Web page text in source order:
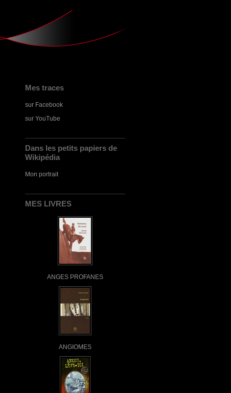
Mes traces
sur Facebook
sur YouTube
Dans les petits papiers de
Wikipédia
Mon portrait
MES LIVRES
ANGES PROFANES
ANGIOMES